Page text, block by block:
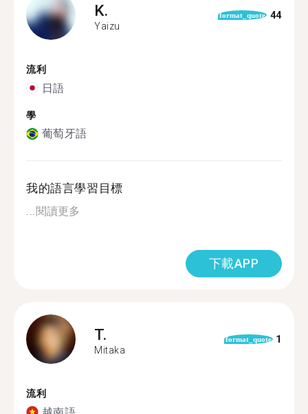
K.
Yaizu
format_quote 44
流利
日語
學
葡萄牙語
我的語言學習目標
...閱讀更多
下載APP
T.
Mitaka
format_quote 1
流利